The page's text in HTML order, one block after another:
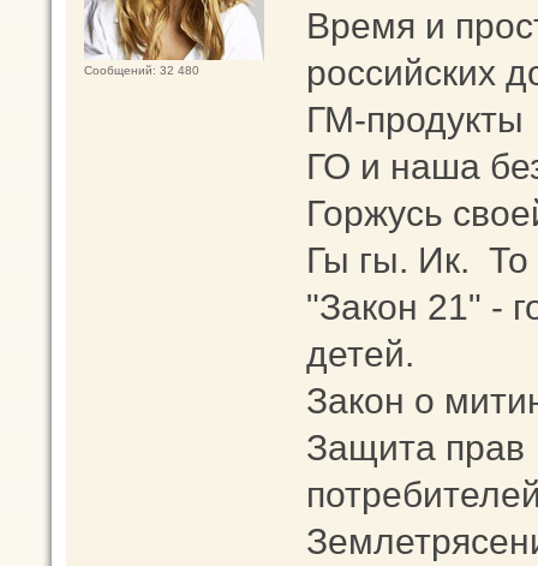
Сообщений: 32 480
Время и
российских
ГМ-продукты
ГО и наша
Горжусь
Гы гы. Ик. То
"Закон 21" -
детей.
Закон о
Защита прав